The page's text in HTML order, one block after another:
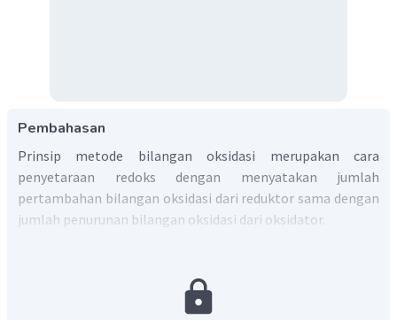
Pembahasan
Prinsip metode bilangan oksidasi merupakan cara
penyetaraan redoks dengan menyatakan jumlah
pertambahan bilangan oksidasi dari reduktor sama dengan
jumlah penurunan bilangan oksidasi dari oksidator.